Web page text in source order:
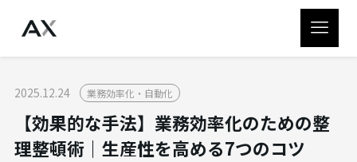
2025.12.24 業務効率化・自動化
【効果的な手法】業務効率化のための整
理整頓術｜生産性を高める7つのコツ